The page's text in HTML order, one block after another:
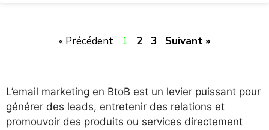
« Précédent 1 2 3 Suivant »
L’email marketing en BtoB est un levier puissant pour
générer des leads, entretenir des relations et
promouvoir des produits ou services directement